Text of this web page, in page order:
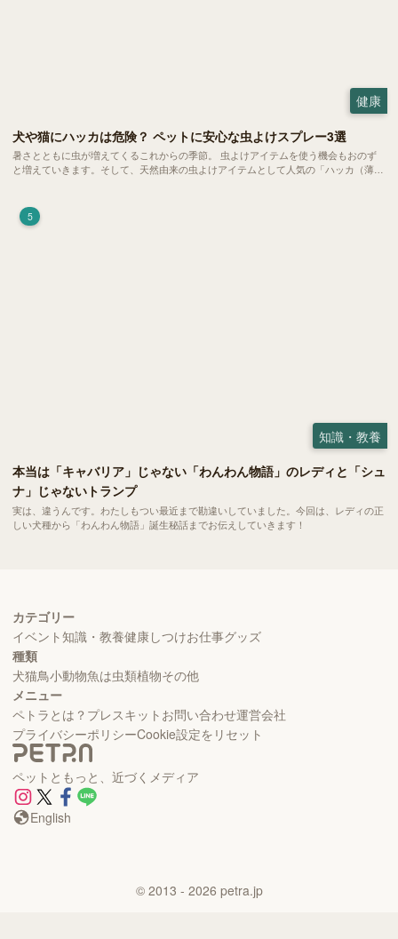
健康
犬や猫にハッカは危険？ ペットに安心な虫よけスプレー3選
暑さとともに虫が増えてくるこれからの季節。 虫よけアイテムを使う機会もおのず
と増えていきます。そして、天然由来の虫よけアイテムとして人気の「ハッカ（薄
5
知識・教養
本当は「キャバリア」じゃない「わんわん物語」のレディと「シュ
ナ」じゃないトランプ
実は、違うんです。わたしもつい最近まで勘違いしていました。今回は、レディの正
しい犬種から「わんわん物語」誕生秘話までお伝えしていきます！
カテゴリー
イベント知識・教養健康しつけお仕事グッズ
種類
犬猫鳥小動物魚は虫類植物その他
メニュー
ペトラとは？ プレスキット お問い合わせ運営会社
プライバシーポリシーCookie設定をリセット
ペットともっと、近づくメディア
English
© 2013 - 2026 petra.jp